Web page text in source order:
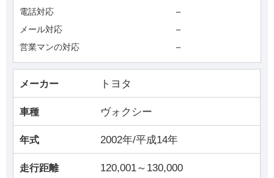
電話対応 －
メール対応 －
営業マンの対応 －
メーカー トヨタ
車種 ヴォクシー
年式 2002年/平成14年
走行距離 120,001～130,000